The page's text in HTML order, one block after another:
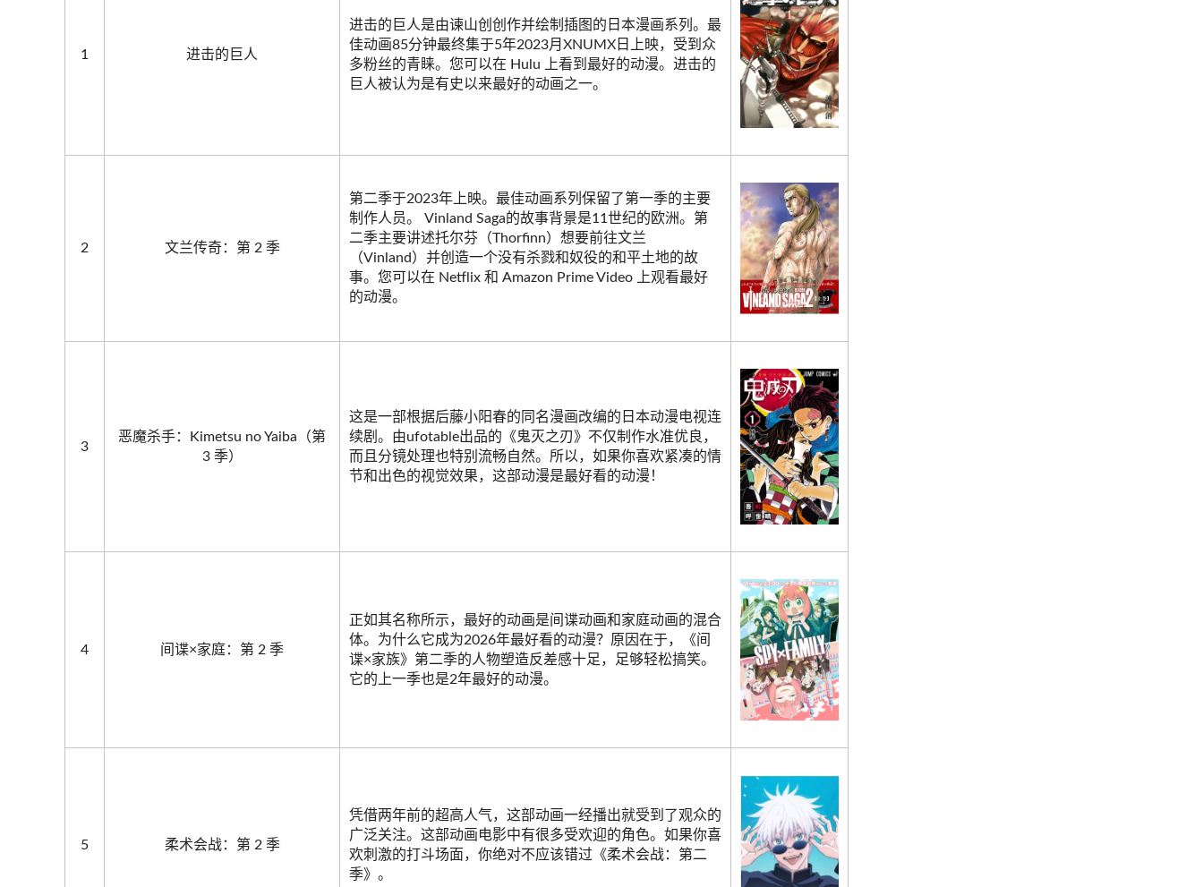
1 进击的巨人
进击的巨人是由谏山创创作并绘制插图的日本漫画系列。最
佳动画85分钟最终集于5年2023月XNUMX日上映，受到众
多粉丝的青睐。您可以在 Hulu 上看到最好的动漫。进击的
巨人被认为是有史以来最好的动画之一。
2 文兰传奇：第 2 季
第二季于2023年上映。最佳动画系列保留了第一季的主要
制作人员。 Vinland Saga的故事背景是11世纪的欧洲。第
二季主要讲述托尔芬（Thorfinn）想要前往文兰
（Vinland）并创造一个没有杀戮和奴役的和平土地的故
事。您可以在 Netflix 和 Amazon Prime Video 上观看最好
的动漫。
3
恶魔杀手：Kimetsu no Yaiba（第
3 季）
这是一部根据后藤小阳春的同名漫画改编的日本动漫电视连
续剧。由ufotable出品的《鬼灭之刃》不仅制作水准优良，
而且分镜处理也特别流畅自然。所以，如果你喜欢紧凑的情
节和出色的视觉效果，这部动漫是最好看的动漫！
4 间谍×家庭：第 2 季
正如其名称所示，最好的动画是间谍动画和家庭动画的混合
体。为什么它成为2026年最好看的动漫？原因在于，《间
谍×家族》第二季的人物塑造反差感十足，足够轻松搞笑。
它的上一季也是2年最好的动漫。
5 柔术会战：第 2 季
凭借两年前的超高人气，这部动画一经播出就受到了观众的
广泛关注。这部动画电影中有很多受欢迎的角色。如果你喜
欢刺激的打斗场面，你绝对不应该错过《柔术会战：第二
季》。